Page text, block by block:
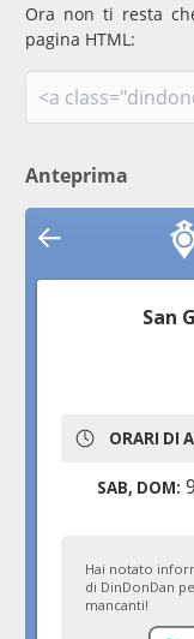
Ora non ti resta
pagina HTML:
Anteprima